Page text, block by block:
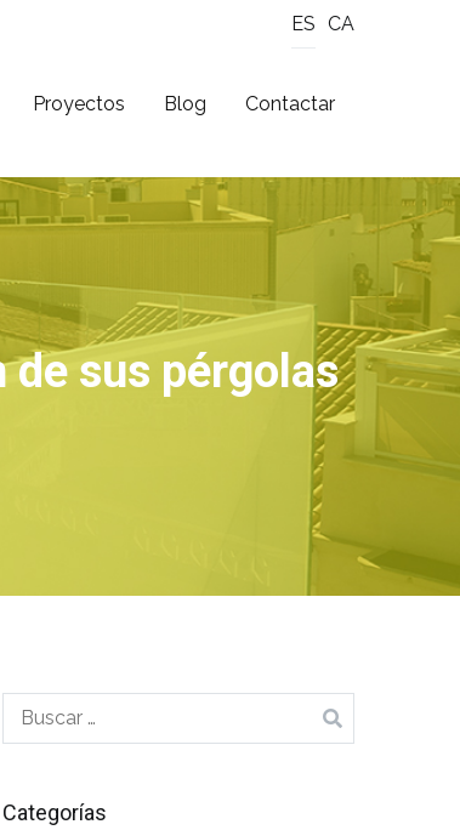
ES CA
Proyectos Blog Contactar
sus pérgolas
Buscar:
Categorías